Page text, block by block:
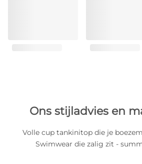
Ons stijladvies en
Volle cup tankinitop die je
Swimwear die zalig zit -